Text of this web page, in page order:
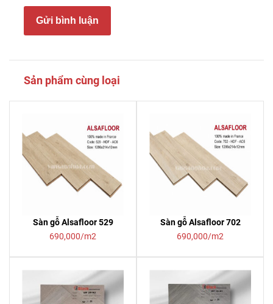
Gửi bình luận
Sản phẩm cùng loại
Sàn gỗ Alsafloor 529
690,000/m2
Sàn gỗ Alsafloor 702
690,000/m2